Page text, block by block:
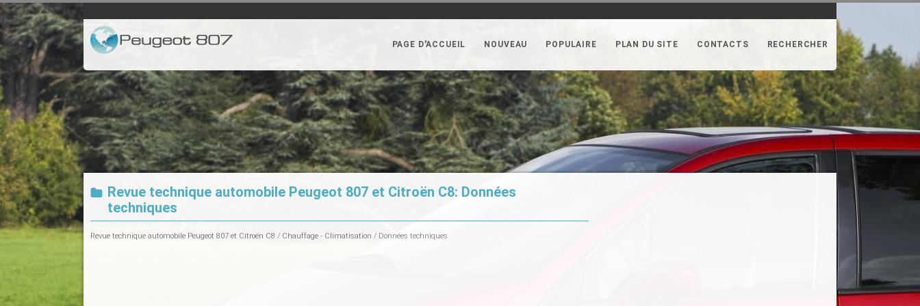
PAGE D'ACCUEIL NOUVEAU POPULAIRE PLAN DU SITE CONTACTS RECHERCHER
Revue technique automobile Peugeot 807 et Citroën C8: Données
techniques
Revue technique automobile Peugeot 807 et Citroën C8 / Chauffage - Climatisation / Données techniques